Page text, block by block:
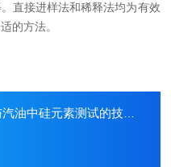
直接进样法和稀释法均为有效
的方法。
元素测试的技术演进与行业应用